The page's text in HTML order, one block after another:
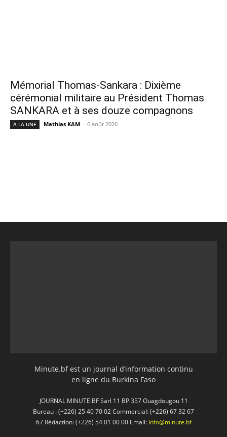
Mémorial Thomas-Sankara : Dixième
cérémonial militaire au Président Thomas
SANKARA et à ses douze compagnons
A LA UNE Mathias KAM - 6 août 2026
Minute.bf est un journal d’information continu
en ligne du Burkina Faso
JOURNAL MINUTE.BF Sarl 11 BP 357 Ouagdougou 11
Bureau : (+226) 25 40 70 02 Commercial: (+226) 67 32 67
67 Rédaction: (+226) 54 01 00 00 Email: info@minute.bf